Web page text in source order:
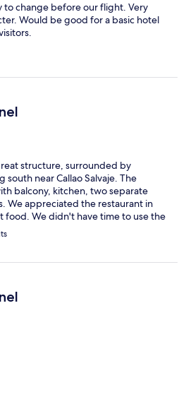
to change before our flight. Very
Would be good for a basic hotel
structure, surrounded by
near Callao Salvaje. The
balcony, kitchen, two separate
We appreciated the restaurant in
food. We didn't have time to use the